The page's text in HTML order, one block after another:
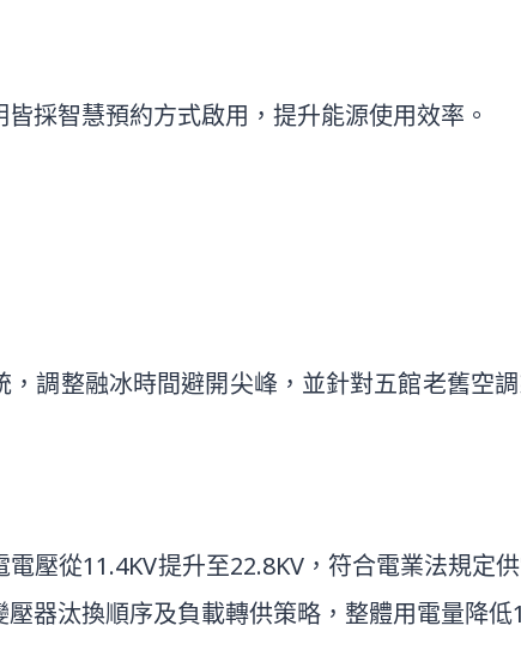
採智慧預約方式啟用，提升能源使用效率。
調整融冰時間避開尖峰，並針對五館老舊空
壓從11.4KV提升至22.8KV，符合電業法規定
器汰換順序及負載轉供策略，整體用電量降低